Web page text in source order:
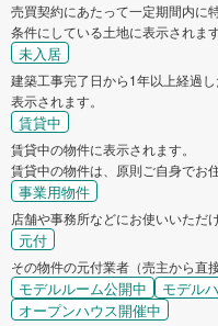
売買契約にあたって一定期間内に
条件にしている土地に表示されます
未入居
建築工事完了日から1年以上経過
表示されます。
賃貸中
賃貸中の物件に表示されます。
賃貸中の物件は、原則ご自身でお
事業用物件
店舗や事務所などにお使いいただ
元付
その物件の元付業者（売主から直
モデルルーム公開中 モデル
オープンハウス開催中